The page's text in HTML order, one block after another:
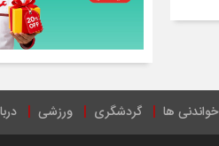
خواندنی ها گردشگری ورزشی